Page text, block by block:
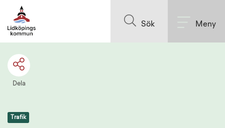
Sök Meny
Dela
Trafik